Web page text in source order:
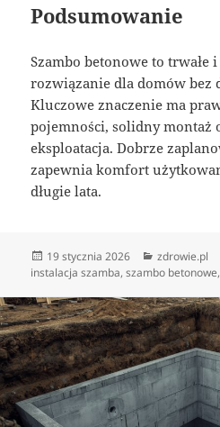
Podsumowanie
Szambo betonowe to trwałe
rozwiązanie dla domów bez
Kluczowe znaczenie ma
pojemności, solidny montaż
eksploatacja. Dobrze
zapewnia komfort
długie lata.
Data
publikacji
19 stycznia 2026 Kategorie
zdrowie.pl
instalacja szamba,szambo betonowe